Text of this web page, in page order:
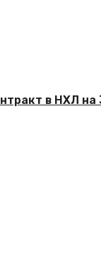
в НХЛ на